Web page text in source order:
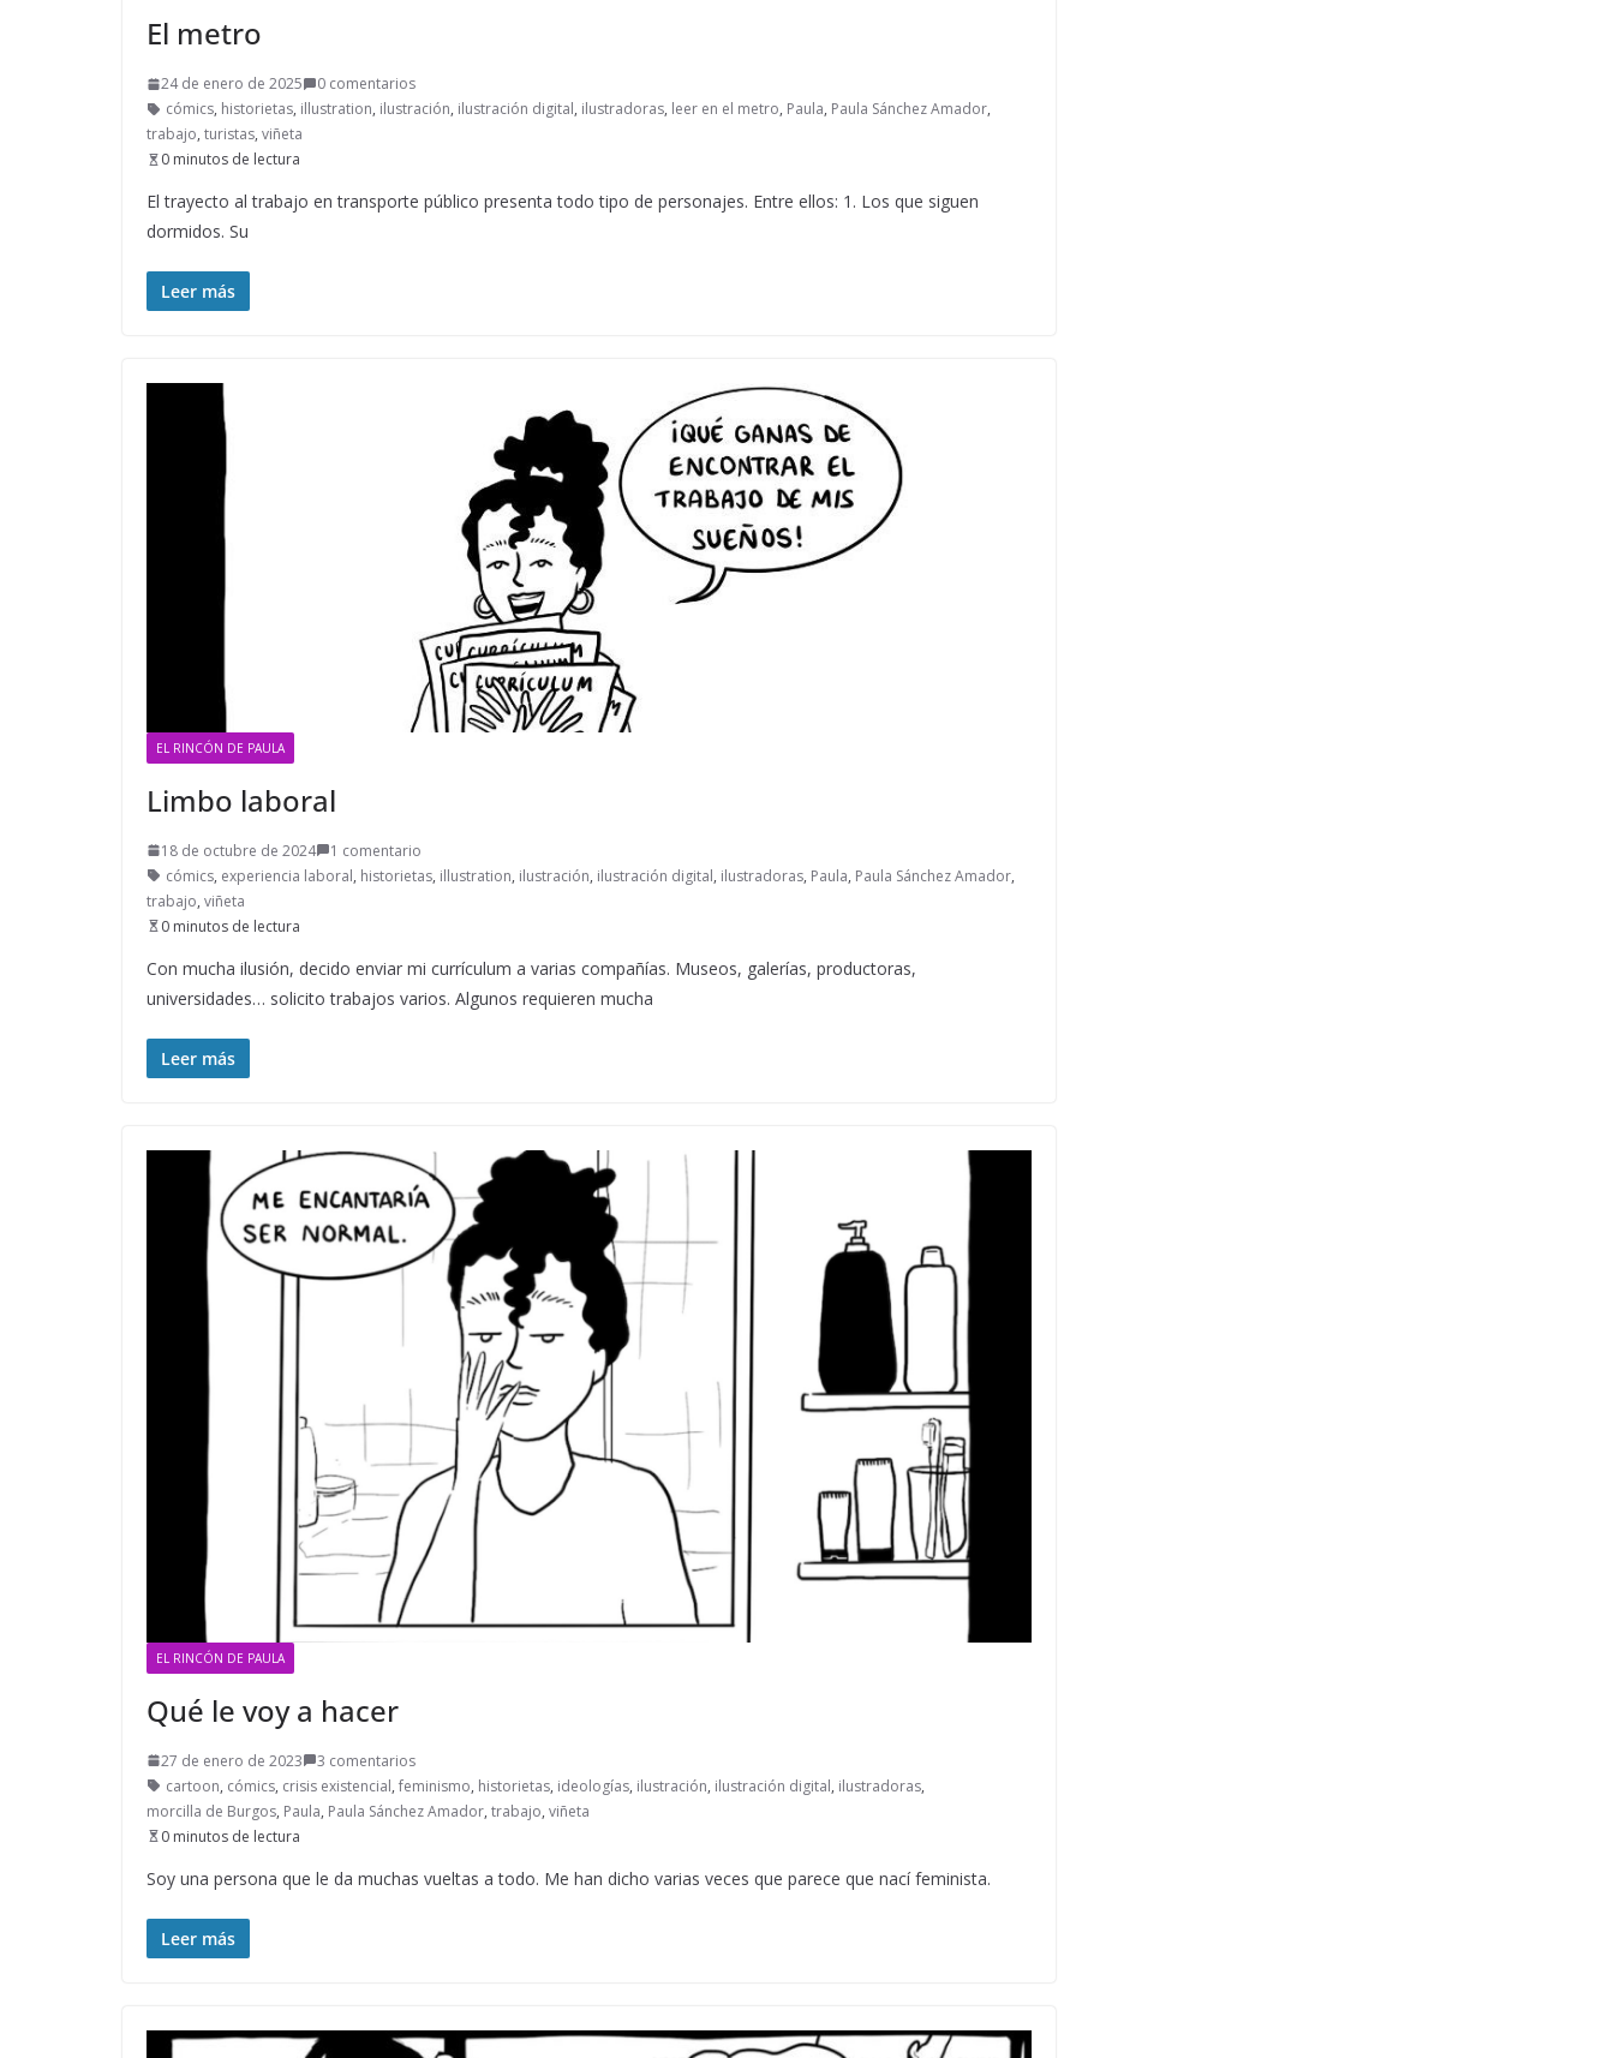
El metro
24 de enero de 2025
0 comentarios
cómics, historietas, illustration, ilustración, ilustración digital, ilustradoras, leer en el metro, Paula, Paula Sánchez Amador,
trabajo, turistas, viñeta
0 minutos de lectura
El trayecto al trabajo en transporte público presenta todo tipo de personajes. Entre ellos: 1. Los que siguen
dormidos. Su
Leer más
EL RINCÓN DE PAULA
Limbo laboral
18 de octubre de 2024
1 comentario
cómics, experiencia laboral, historietas, illustration, ilustración, ilustración digital, ilustradoras, Paula, Paula Sánchez Amador,
trabajo, viñeta
0 minutos de lectura
Con mucha ilusión, decido enviar mi currículum a varias compañías. Museos, galerías, productoras,
universidades… solicito trabajos varios. Algunos requieren mucha
Leer más
EL RINCÓN DE PAULA
Qué le voy a hacer
27 de enero de 2023
3 comentarios
cartoon, cómics, crisis existencial, feminismo, historietas, ideologías, ilustración, ilustración digital, ilustradoras,
morcilla de Burgos, Paula, Paula Sánchez Amador, trabajo, viñeta
0 minutos de lectura
Soy una persona que le da muchas vueltas a todo. Me han dicho varias veces que parece que nací feminista.
Leer más